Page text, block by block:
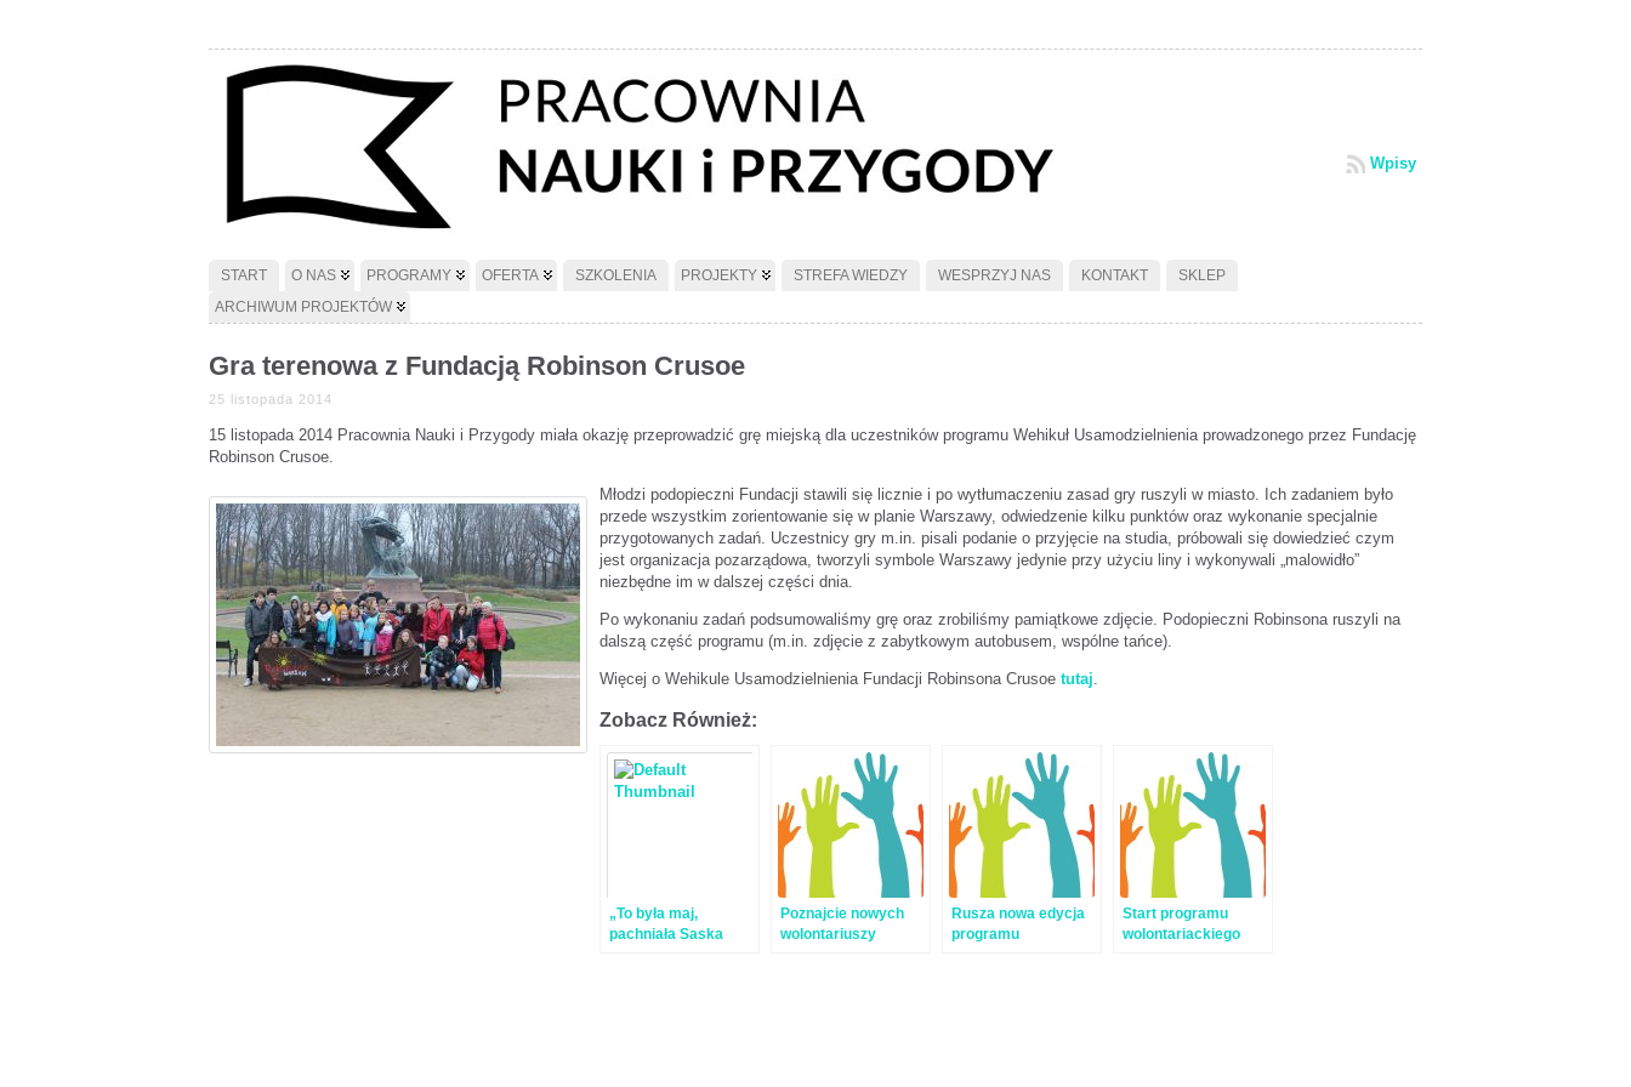
Wpisy
START O NAS PROGRAMY OFERTA SZKOLENIA PROJEKTY STREFA WIEDZY WESPRZYJ NAS KONTAKT
SKLEP
ARCHIWUM PROJEKTÓW
Gra terenowa z Fundacją Robinson Crusoe
25 listopada 2014
15 listopada 2014 Pracownia Nauki i Przygody miała okazję przeprowadzić grę miejską dla uczestników programu Wehikuł Usamodzielnienia prowadzonego przez Fundację
Robinson Crusoe.
Młodzi podopieczni Fundacji stawili się licznie i po wytłumaczeniu zasad gry ruszyli w miasto. Ich zadaniem było
przede wszystkim zorientowanie się w planie Warszawy, odwiedzenie kilku punktów oraz wykonanie specjalnie
przygotowanych zadań. Uczestnicy gry m.in. pisali podanie o przyjęcie na studia, próbowali się dowiedzieć czym
jest organizacja pozarządowa, tworzyli symbole Warszawy jedynie przy użyciu liny i wykonywali „malowidło”
niezbędne im w dalszej części dnia.
Po wykonaniu zadań podsumowaliśmy grę oraz zrobiliśmy pamiątkowe zdjęcie. Podopieczni Robinsona ruszyli na
dalszą część programu (m.in. zdjęcie z zabytkowym autobusem, wspólne tańce).
Więcej o Wehikule Usamodzielnienia Fundacji Robinsona Crusoe tutaj.
Zobacz Również:
„To była maj,
pachniała Saska
Poznajcie nowych
wolontariuszy
Rusza nowa edycja
programu
Start programu
wolontariackiego